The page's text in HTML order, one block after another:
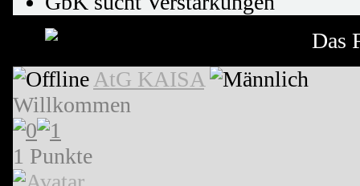
Das
AtG KAISA
Willkommen
1 Punkte